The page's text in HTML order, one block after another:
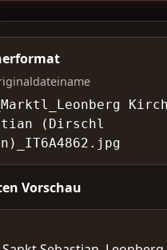
(Dirschl
Vorschau